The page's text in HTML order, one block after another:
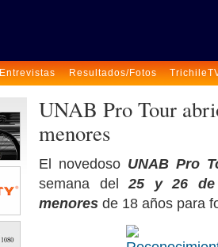
Entrevistas Resultados/Fotos
UNAB Pro Tour
menores
El novedoso UNAB Pro
semana del 25 y 26 de
menores de 18 años para